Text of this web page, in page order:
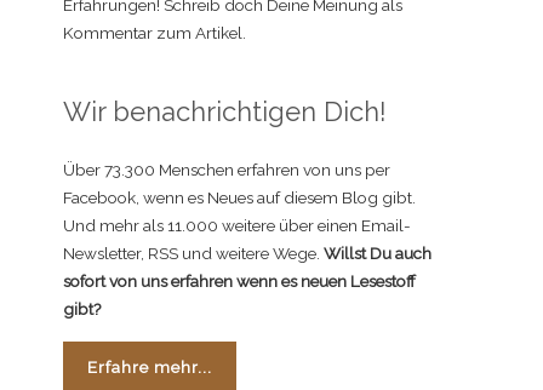
Erfahrungen! Schreib doch Deine Meinung als
Kommentar zum Artikel.
Wir benachrichtigen Dich!
Über 73.300 Menschen erfahren von uns per
Facebook, wenn es Neues auf diesem Blog gibt.
Und mehr als 11.000 weitere über einen Email-
Newsletter, RSS und weitere Wege.Willst Du auch
sofort von uns erfahren wenn es neuen Lesestoff
gibt?
Erfahre mehr...